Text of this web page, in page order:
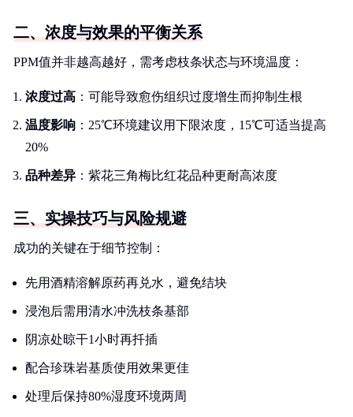
二、浓度与效果的平衡关系
PPM值并非越高越好，需考虑枝条状态与环境温度：
浓度过高 ：可能导致愈伤组织过度增生而抑制生根
温度影响 ：25℃环境建议用下限浓度，15℃可适当提高
20%
品种差异 ：紫花三角梅比红花品种更耐高浓度
三、实操技巧与风险规避
成功的关键在于细节控制：
先用酒精溶解原药再兑水，避免结块
浸泡后需用清水冲洗枝条基部
阴凉处晾干1小时再扦插
配合珍珠岩基质使用效果更佳
处理后保持80%湿度环境两周